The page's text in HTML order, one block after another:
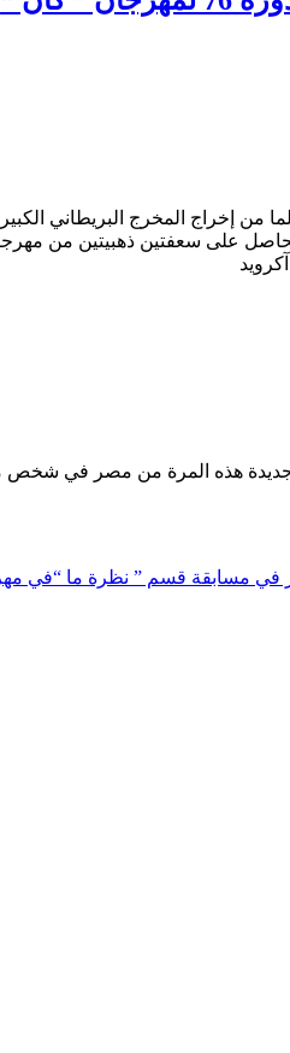
أنجينيو السينمائيةالفرنسية غدا الخميس 25 مايو بمدير التصوير البريطاني الكبير
كين لوش الحاصل على سعفتين
جديدة هذه المرة من مصر في شخص